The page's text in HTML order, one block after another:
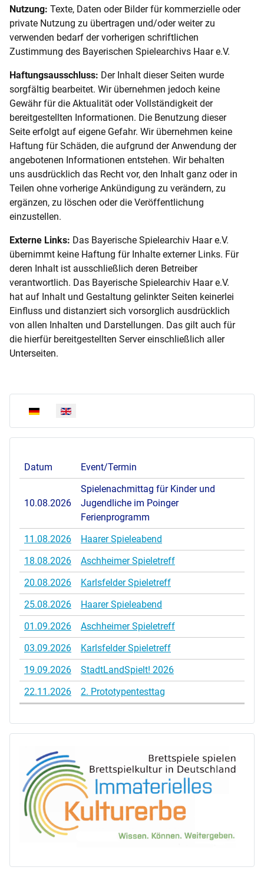
Nutzung: Texte, Daten oder Bilder für kommerzielle oder
private Nutzung zu übertragen und/oder weiter zu
verwenden bedarf der vorherigen schriftlichen
Zustimmung des Bayerischen Spielearchivs Haar e.V.
Haftungsausschluss: Der Inhalt dieser Seiten wurde
sorgfältig bearbeitet. Wir übernehmen jedoch keine
Gewähr für die Aktualität oder Vollständigkeit der
bereitgestellten Informationen. Die Benutzung dieser
Seite erfolgt auf eigene Gefahr. Wir übernehmen keine
Haftung für Schäden, die aufgrund der Anwendung der
angebotenen Informationen entstehen. Wir behalten
uns ausdrücklich das Recht vor, den Inhalt ganz oder in
Teilen ohne vorherige Ankündigung zu verändern, zu
ergänzen, zu löschen oder die Veröffentlichung
einzustellen.
Externe Links: Das Bayerische Spielearchiv Haar e.V.
übernimmt keine Haftung für Inhalte externer Links. Für
deren Inhalt ist ausschließlich deren Betreiber
verantwortlich. Das Bayerische Spielearchiv Haar e.V.
hat auf Inhalt und Gestaltung gelinkter Seiten keinerlei
Einfluss und distanziert sich vorsorglich ausdrücklich
von allen Inhalten und Darstellungen. Das gilt auch für
die hierfür bereitgestellten Server einschließlich aller
Unterseiten.
Select your language
Datum Event/Termin
10.08.2026
Spielenachmittag für Kinder und
Jugendliche im Poinger
Ferienprogramm
11.08.2026
Haarer Spieleabend
18.08.2026
Aschheimer Spieletreff
20.08.2026
Karlsfelder Spieletreff
25.08.2026
Haarer Spieleabend
01.09.2026
Aschheimer Spieletreff
03.09.2026
Karlsfelder Spieletreff
19.09.2026
StadtLandSpielt! 2026
22.11.2026
2. Prototypentesttag